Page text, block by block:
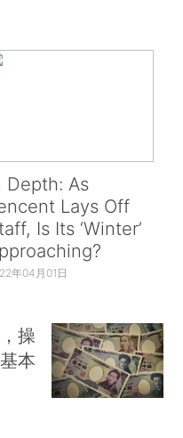
Depth: As
Lays Off
Is Its ‘Winter’
年04月01日
操
本